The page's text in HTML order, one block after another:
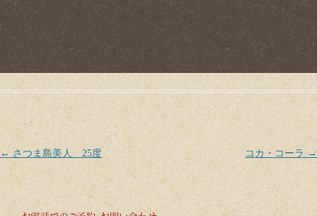
Post navigation
← さつま島美人 25度 コカ・コーラ →